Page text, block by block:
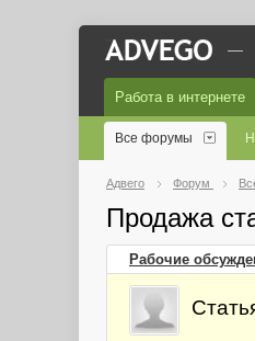
—
Работа в интернете
Все форумы
Адвего Форум
Продажа
Рабочие